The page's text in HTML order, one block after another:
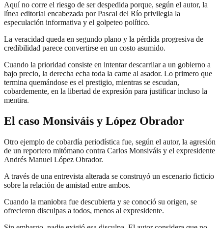
Aquí no corre el riesgo de ser despedida porque, según el autor, la
línea editorial encabezada por Pascal del Río privilegia la
especulación informativa y el golpeteo político.
La veracidad queda en segundo plano y la pérdida progresiva de
credibilidad parece convertirse en un costo asumido.
Cuando la prioridad consiste en intentar descarrilar a un gobierno a
bajo precio, la derecha echa toda la carne al asador. Lo primero que
termina quemándose es el prestigio, mientras se escudan,
cobardemente, en la libertad de expresión para justificar incluso la
mentira.
El caso Monsiváis y López Obrador
Otro ejemplo de cobardía periodística fue, según el autor, la agresión
de un reportero mitómano contra Carlos Monsiváis y el expresidente
Andrés Manuel López Obrador.
A través de una entrevista alterada se construyó un escenario ficticio
sobre la relación de amistad entre ambos.
Cuando la maniobra fue descubierta y se conoció su origen, se
ofrecieron disculpas a todos, menos al expresidente.